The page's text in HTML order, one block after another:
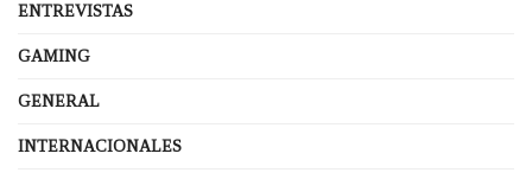
ENTREVISTAS
GAMING
GENERAL
INTERNACIONALES